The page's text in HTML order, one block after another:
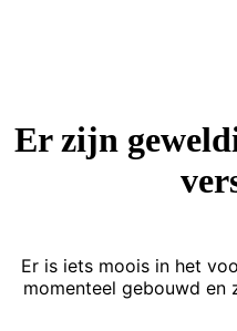
Er zijn
Er is iets moois in het
momenteel gebouwd en